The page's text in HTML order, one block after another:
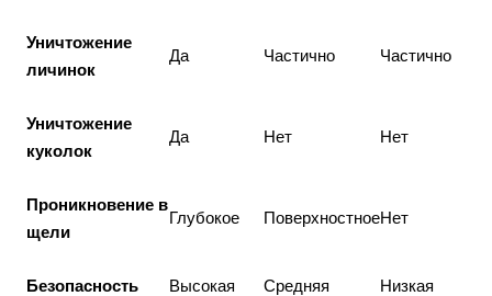
Уничтожение
личинок
Да Частично Частично
Уничтожение
куколок
Да Нет Нет
Проникновение в
щели
Глубокое ПоверхностноеНет
Безопасность Высокая Средняя Низкая